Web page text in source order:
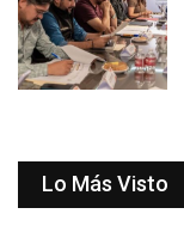
Lo Más Visto